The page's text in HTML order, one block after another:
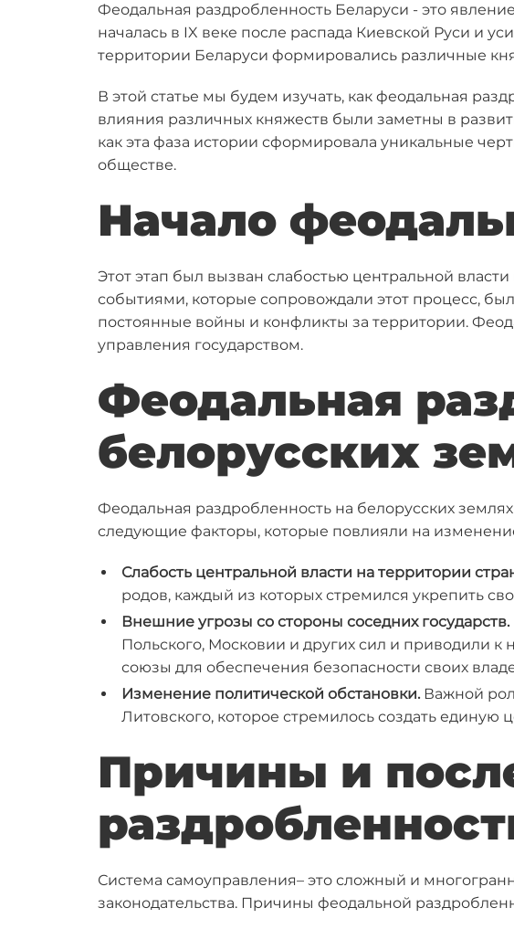
Феодальная раздробленность Беларуси - это
началась в IX веке после распада Киевской Руси и
территории Беларуси формировались различные
В этой статье мы будем изучать, как феодальная
влияния различных княжеств были заметны в
как эта фаза истории сформировала уникальные
обществе.
Начало
Этот этап был вызван слабостью центральной
событиями, которые сопровождали этот процесс,
постоянные войны и конфликты за территории.
управления государством.
Феодальная
белорусских
Феодальная раздробленность на белорусских
следующие факторы, которые повлияли на
Слабость центральной власти на территории
родов, каждый из которых стремился укрепить
Внешние угрозы со стороны соседних государств.
Польского, Московии и других сил и приводили
союзы для обеспечения безопасности своих
Изменение политической обстановки. Важной
Литовского, которое стремилось создать единую
Причины и
Система самоуправления– это сложный и
законодательства. Причины феодальной